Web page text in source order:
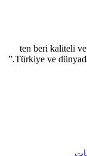
“1974’ten beri
Türkiye ve